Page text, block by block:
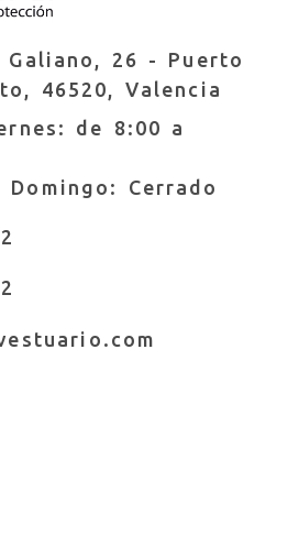
Galiano, 26 - Puerto
46520, Valencia
de 8:00 a
Domingo: Cerrado